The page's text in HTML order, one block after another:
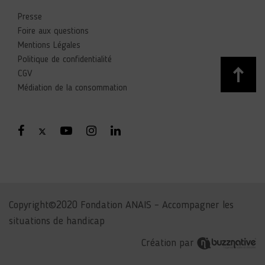
Presse
Foire aux questions
Mentions Légales
Politique de confidentialité
CGV
Médiation de la consommation
Copyright©2020 Fondation ANAIS – Accompagner les
situations de handicap
Création par